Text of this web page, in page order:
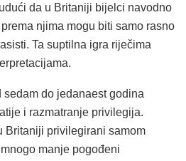
da u Britaniji bijelci navodno
njima mogu biti samo rasno
Ta suptilna igra riječima
sedam do jedanaest godina
i razmatranje privilegija.
Britaniji privilegirani samom
manje pogođeni